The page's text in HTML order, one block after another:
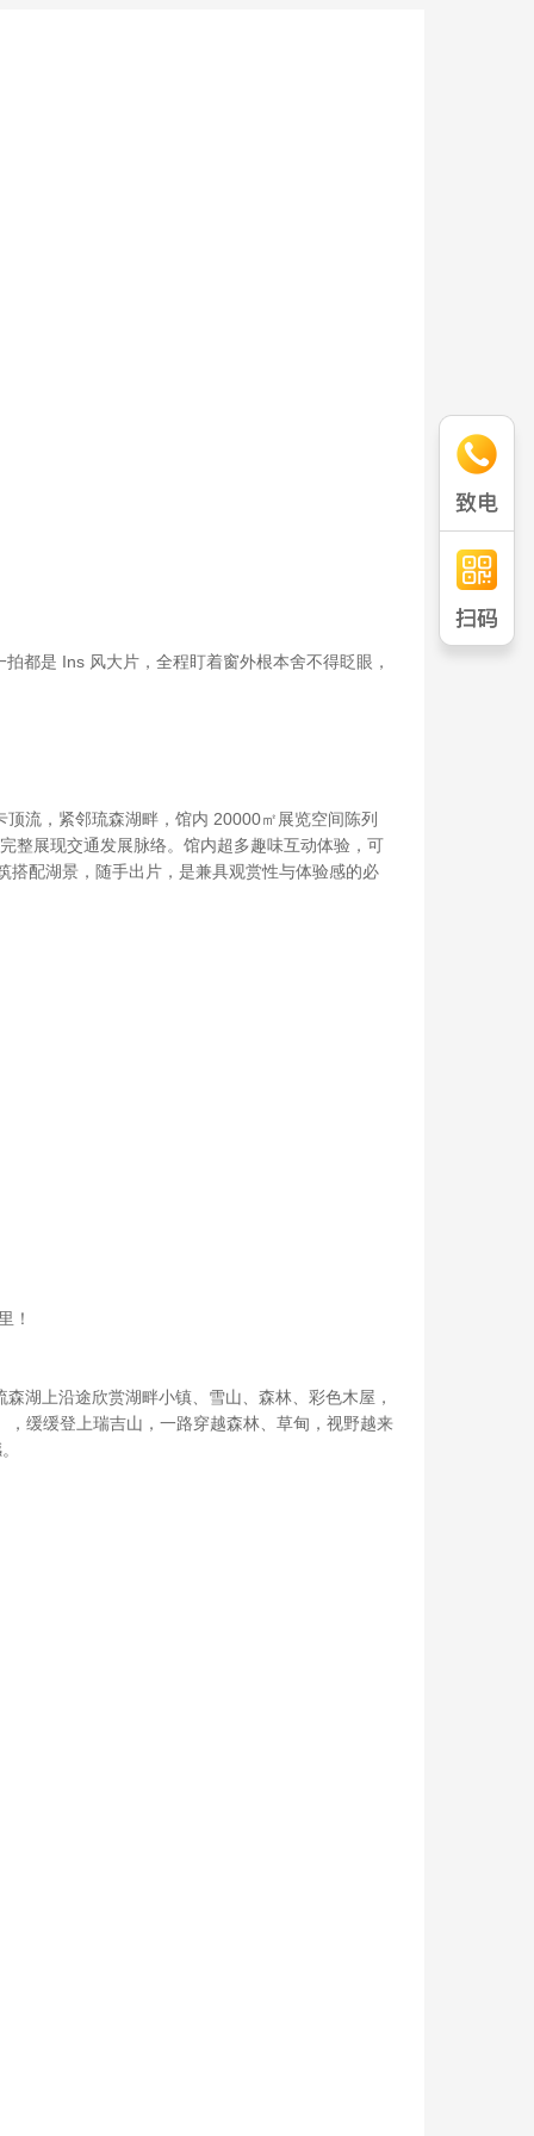
都是 Ins 风大片，全程盯着窗外根本舍不得眨眼，
流，紧邻琉森湖畔，馆内 20000㎡展览空间陈列
整展现交通发展脉络。馆内超多趣味互动体验，可
搭配湖景，随手出片，是兼具观赏性与体验感的必
！
湖上沿途欣赏湖畔小镇、雪山、森林、彩色木屋，
缓缓登上瑞吉山，一路穿越森林、草甸，视野越来